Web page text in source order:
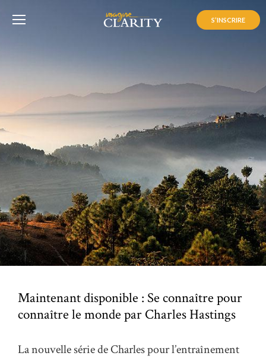
S’INSCRIRE
Maintenant disponible : Se connaître pour
connaître le monde par Charles Hastings
La nouvelle série de Charles pour l’entraînement